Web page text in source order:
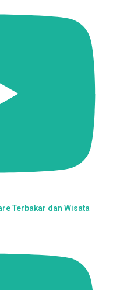
Terbakar dan Wisata